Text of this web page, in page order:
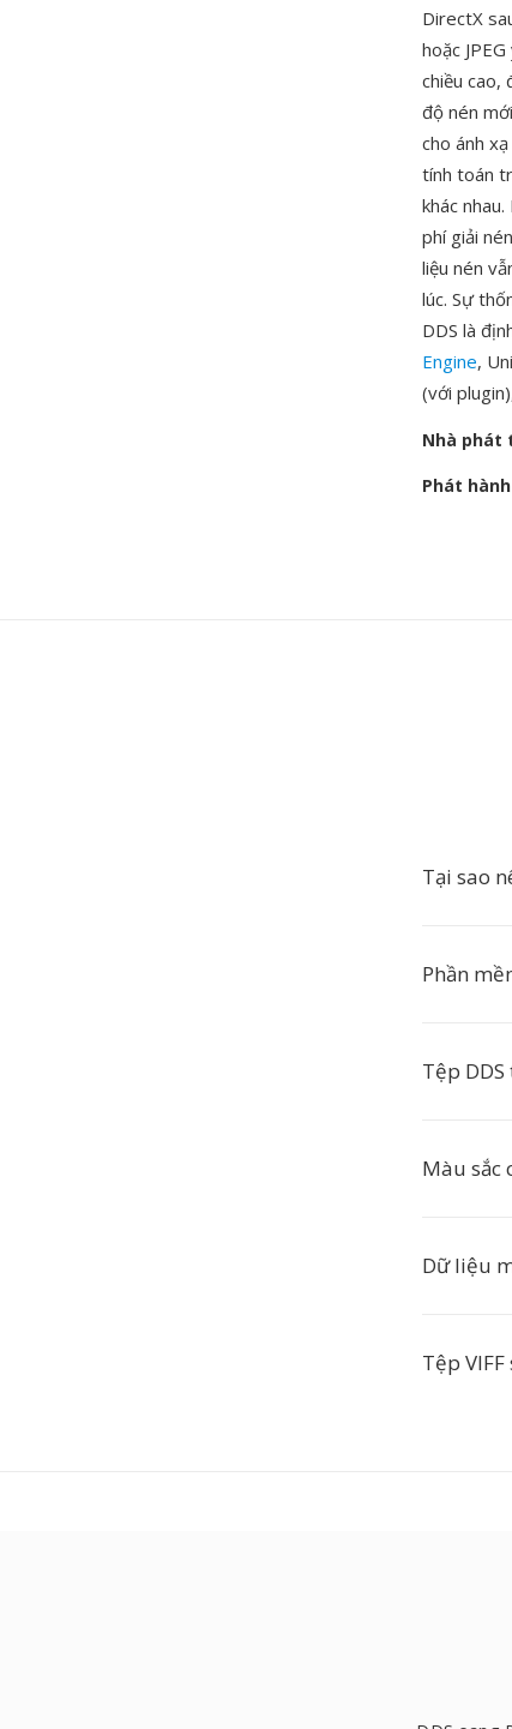
DirectX
hoặc
chiều cao,
độ nén
cho ánh
tính toán
khác
phí giải
liệu nén
lúc. Sự
DDS là
Engine,
(với
Nhà phát
Phát
Tại sao
Phần
Tệp
Màu sắc
Dữ liệu
Tệp